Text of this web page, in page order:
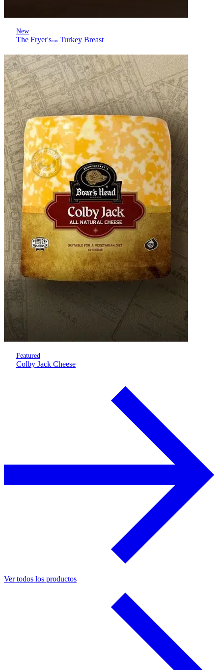
New
The Fryer's™ Turkey Breast
Featured
Colby Jack Cheese
Ver todos los productos